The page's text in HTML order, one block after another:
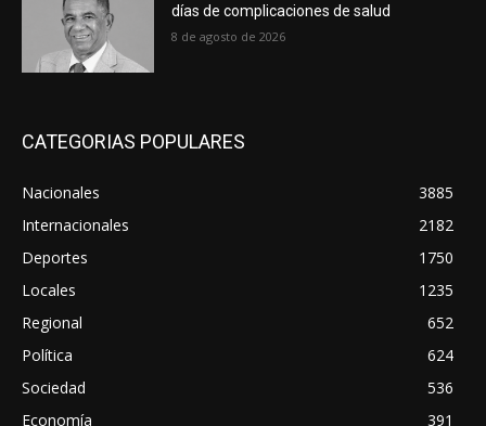
días de complicaciones de salud
8 de agosto de 2026
CATEGORIAS POPULARES
Nacionales
3885
Internacionales
2182
Deportes
1750
Locales
1235
Regional
652
Política
624
Sociedad
536
Economía
391